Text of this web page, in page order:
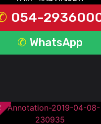
054-
WhatsApp